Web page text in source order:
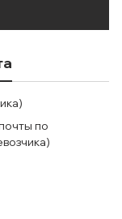
по